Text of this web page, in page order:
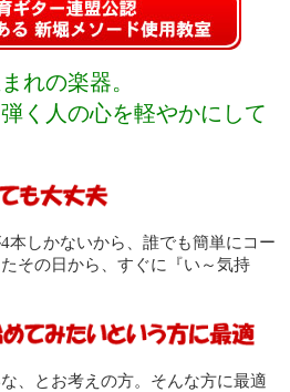
れの楽器。
く人の心を軽やかにして
本しかないから、誰でも簡単にコー
その日から、すぐに『い～気持
、とお考えの方。そんな方に最適